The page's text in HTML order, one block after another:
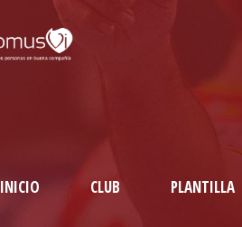
INICIO CLUB PLANTILLA